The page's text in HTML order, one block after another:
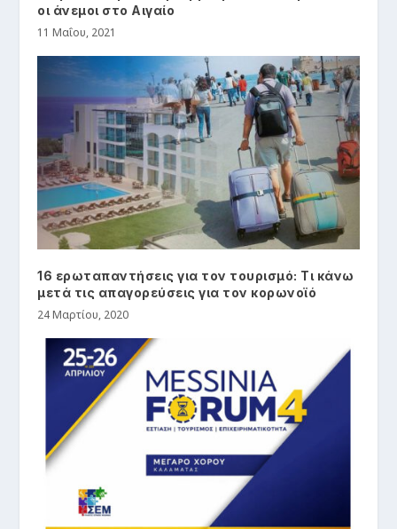
οι άνεμοι στο Αιγαίο
11 Μαΐου, 2021
16 ερωταπαντήσεις για τον τουρισμό: Τι κάνω
μετά τις απαγορεύσεις για τον κορωνοϊό
24 Μαρτίου, 2020